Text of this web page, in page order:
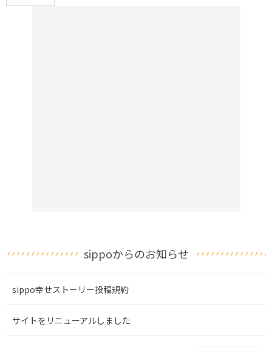
sippoからのお知らせ
sippo幸せストーリー投稿規約
サイトをリニューアルしました